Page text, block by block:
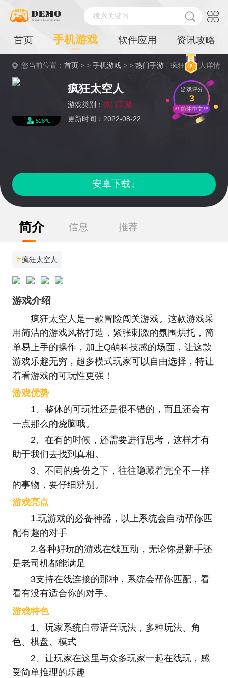
搜索关键词...
首页 手机游戏 软件应用 资讯攻略
您当前位置：首页 > >手机游戏 > >热门手游 - 疯狂太空人详情
528℃
疯狂太空人
游戏类别： 热门手游
更新时间：2022-08-22
游戏评分
3
简体中文
安卓下载↓
简介 信息 推荐
#疯狂太空人
游戏介绍
疯狂太空人是一款冒险闯关游戏。这款游戏采
用简洁的游戏风格打造，紧张刺激的氛围烘托，简
单易上手的操作，加上Q萌科技感的场面，让这款
游戏乐趣无穷，超多模式玩家可以自由选择，特让
着看游戏的可玩性更强！
游戏优势
1、整体的可玩性还是很不错的，而且还会有
一点那么的烧脑哦。
2、在有的时候，还需要进行思考，这样才有
助于我们去找到真相。
3、不同的身份之下，往往隐藏着完全不一样
的事物，要仔细辨别。
游戏亮点
1.玩游戏的必备神器，以上系统会自动帮你匹
配有趣的对手
2.各种好玩的游戏在线互动，无论你是新手还
是老司机都能满足
3支持在线连接的那种，系统会帮你匹配，看
看有没有适合你的对手。
游戏特色
1、玩家系统自带语音玩法，多种玩法、角
色、棋盘、模式
2、让玩家在这里与众多玩家一起在线玩，感
受简单推理的乐趣